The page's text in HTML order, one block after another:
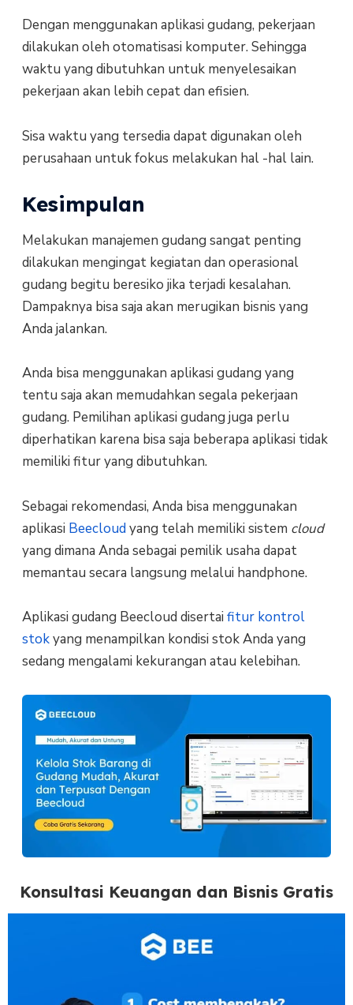
Dengan menggunakan aplikasi gudang, pekerjaan
dilakukan oleh otomatisasi komputer. Sehingga
waktu yang dibutuhkan untuk menyelesaikan
pekerjaan akan lebih cepat dan efisien.
Sisa waktu yang tersedia dapat digunakan oleh
perusahaan untuk fokus melakukan hal -hal lain.
Kesimpulan
Melakukan manajemen gudang sangat penting
dilakukan mengingat kegiatan dan operasional
gudang begitu beresiko jika terjadi kesalahan.
Dampaknya bisa saja akan merugikan bisnis yang
Anda jalankan.
Anda bisa menggunakan aplikasi gudang yang
tentu saja akan memudahkan segala pekerjaan
gudang. Pemilihan aplikasi gudang juga perlu
diperhatikan karena bisa saja beberapa aplikasi tidak
memiliki fitur yang dibutuhkan.
Sebagai rekomendasi, Anda bisa menggunakan
aplikasi Beecloud yang telah memiliki sistem cloud
yang dimana Anda sebagai pemilik usaha dapat
memantau secara langsung melalui handphone.
Aplikasi gudang Beecloud disertai fitur kontrol
stokyang menampilkan kondisi stok Anda yang
sedang mengalami kekurangan atau kelebihan.
Konsultasi Keuangan dan Bisnis Gratis